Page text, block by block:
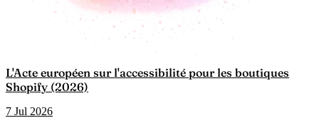
L'Acte européen sur l'accessibilité pour les boutiques
Shopify (2026)
7 Jul 2026